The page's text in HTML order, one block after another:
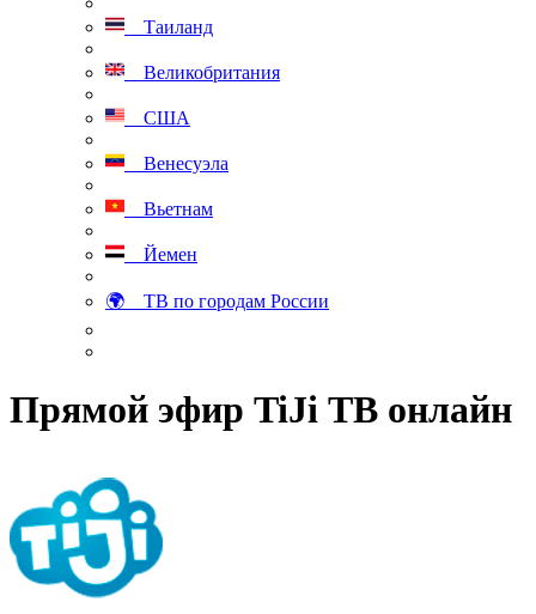
Таиланд
Великобритания
США
Венесуэла
Вьетнам
Йемен
🌍 ТВ по городам России
Прямой эфир TiJi ТВ онлайн